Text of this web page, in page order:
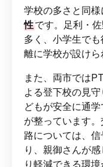
学校の多さと同様
性です。足利・
多く、小学生で
離に学校が設けら
また、両市では
よる登下校の見
どもが安全に通
が整っています
路については、
り、親御さんが
り軽減できる環境